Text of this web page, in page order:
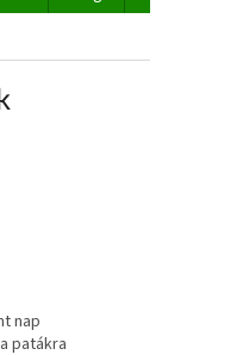
nap
patákra